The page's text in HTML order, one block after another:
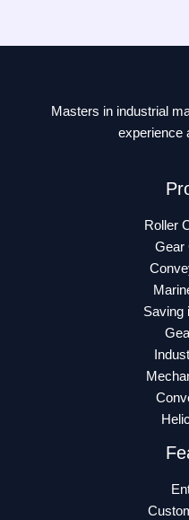
Masters in industrial
experience
Roller
Gear
Saving